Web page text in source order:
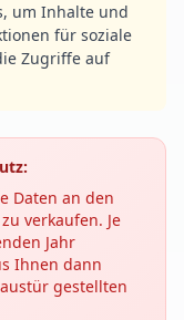
um Inhalte und
für soziale
Zugriffe auf
Daten an den
verkaufen. Je
Jahr
Ihnen dann
gestellten